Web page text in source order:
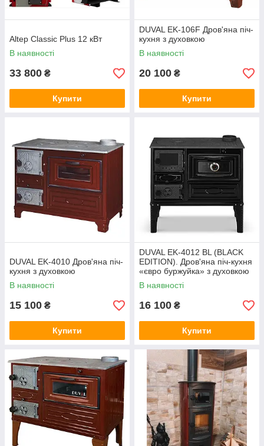
Altep Classic Plus 12 кВт
В наявності
33 800 ₴
Купити
DUVAL EK-106F Дров'яна піч-
кухня з духовкою
В наявності
20 100 ₴
Купити
DUVAL EK-4010 Дров'яна піч-
кухня з духовкою
В наявності
15 100 ₴
Купити
DUVAL EK-4012 BL (BLACK
EDITION). Дров'яна піч-кухня
«євро буржуйка» з духовкою
В наявності
16 100 ₴
Купити